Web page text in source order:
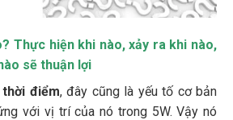
Thực hiện khi nào, xảy ra khi nào,
sẽ thuận lợi
thời điểm, đây cũng là yếu tố cơ bản
với vị trí của nó trong 5W. Vậy nó